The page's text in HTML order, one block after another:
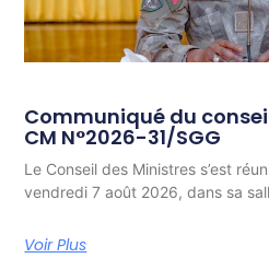
Communiqué du
CM N°2026-31/SGG
Le Conseil des Ministres s’est
vendredi 7 août 2026, dans sa
Voir Plus